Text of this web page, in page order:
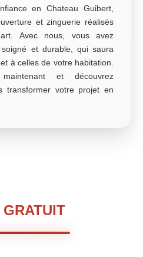
en Chateau Guibert,
et zinguerie réalisés
Avec nous, vous avez
et durable, qui saura
à celles de votre habitation.
et découvrez
transformer votre projet en
GRATUIT